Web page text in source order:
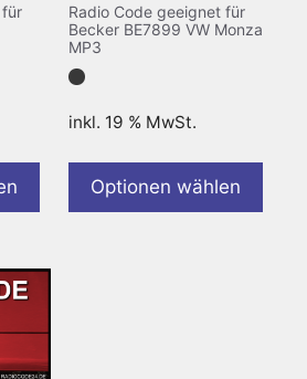
für
Radio Code geeignet für
Becker BE7899 VW Monza
MP3
inkl. 19 % MwSt.
Optionen wählen